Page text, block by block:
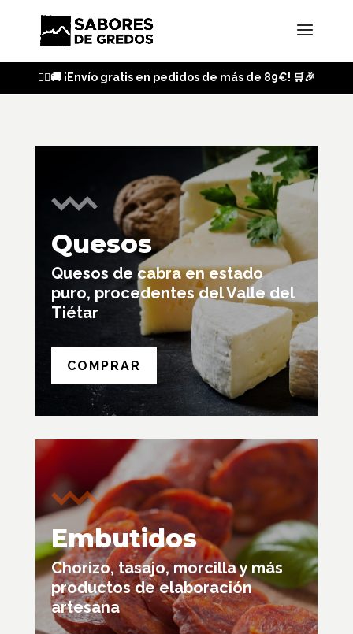
🏃‍♂️🚚 ¡Envío gratis en pedidos de más de 89€! 🛒🎉
Quesos
Quesos de cabra en estado
puro, procedentes del Valle del
Tiétar
COMPRAR
Embutidos
Chorizo, tasajo, morcilla y más
productos de elaboración
artesana